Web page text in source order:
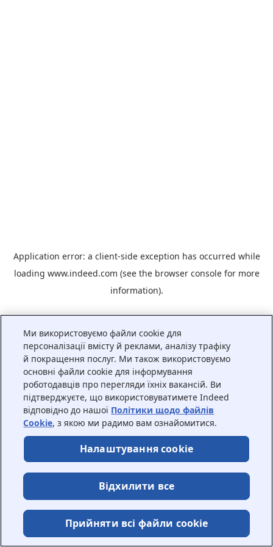
Application error: a client-side exception has occurred while
loading www.indeed.com (see the browser consolefor more
information).
Ми використовуємо файли cookie для
персоналізації вмісту й реклами, аналізу трафіку
й покращення послуг. Ми також використовуємо
основні файли cookie для інформування
роботодавців про перегляди їхніх вакансій. Ви
підтверджуєте, що використовуватимете Indeed
відповідно до нашої Політики щодо файлів
Cookie, з якою ми радимо вам ознайомитися.
Налаштування cookie
Відхилити все
Прийняти всі файли сookie